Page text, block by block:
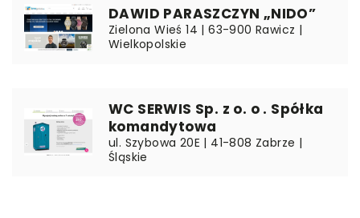
DAWID PARASZCZYN „NIDO”
Zielona Wieś 14 | 63-900 Rawicz |
Wielkopolskie
WC SERWIS Sp. z o. o . Spółka
komandytowa
ul. Szybowa 20E | 41-808 Zabrze |
Śląskie